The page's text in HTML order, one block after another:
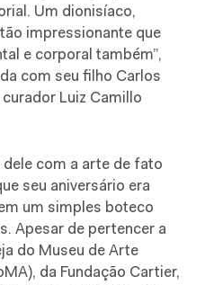
Um dionisíaco,
impressionante que
e corporal também”,
com seu filho Carlos
Luiz Camillo
com a arte de fato
seu aniversário era
um simples boteco
Apesar de pertencer a
do Museu de Arte
da Fundação Cartier,